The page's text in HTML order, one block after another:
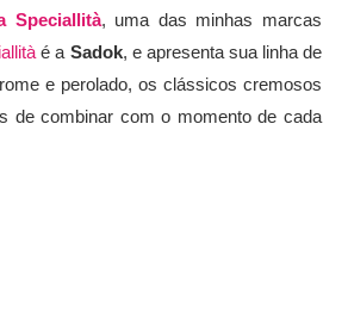
Speciallità, uma das minhas marcas
é a Sadok, e apresenta sua linha de
e perolado, os clássicos cremosos
de combinar com o momento de cada